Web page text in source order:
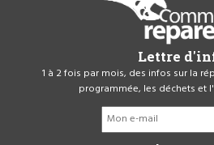
Lettre
1 à 2 fois par mois, des infos sur la
programmée, les déchets et